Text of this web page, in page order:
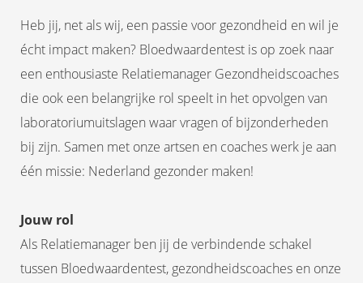
Heb jij, net als wij, een passie voor gezondheid en wil je
écht impact maken? Bloedwaardentest is op zoek naar
een enthousiaste Relatiemanager Gezondheidscoaches
die ook een belangrijke rol speelt in het opvolgen van
laboratoriumuitslagen waar vragen of bijzonderheden
bij zijn. Samen met onze artsen en coaches werk je aan
één missie: Nederland gezonder maken!
Jouw rol
Als Relatiemanager ben jij de verbindende schakel
tussen Bloedwaardentest, gezondheidscoaches en onze